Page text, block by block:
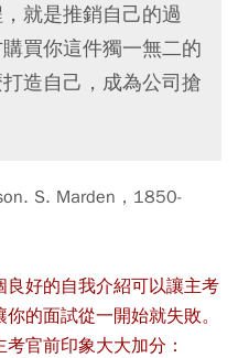
就是推銷自己的過
買你這件獨一無二的
造自己，成為公司搶
S. Marden，1850-
好的自我介紹可以讓主考
的面試從一開始就失敗。
官前印象大大加分：